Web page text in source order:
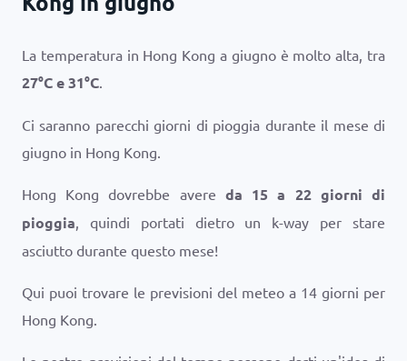
La temperatura in Hong Kong a giugno è molto alta, tra
27°Ce31°C.
Ci saranno parecchi giorni di pioggia durante il mese di
giugno in Hong Kong.
Hong Kong dovrebbe avere da 15 a 22 giorni di
pioggia, quindi portati dietro un k-way per stare
asciutto durante questo mese!
Qui puoi trovare le previsioni del meteo a 14 giorni per
Hong Kong.